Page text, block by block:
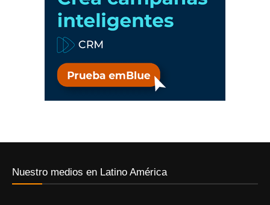
Nuestro medios en Latino América